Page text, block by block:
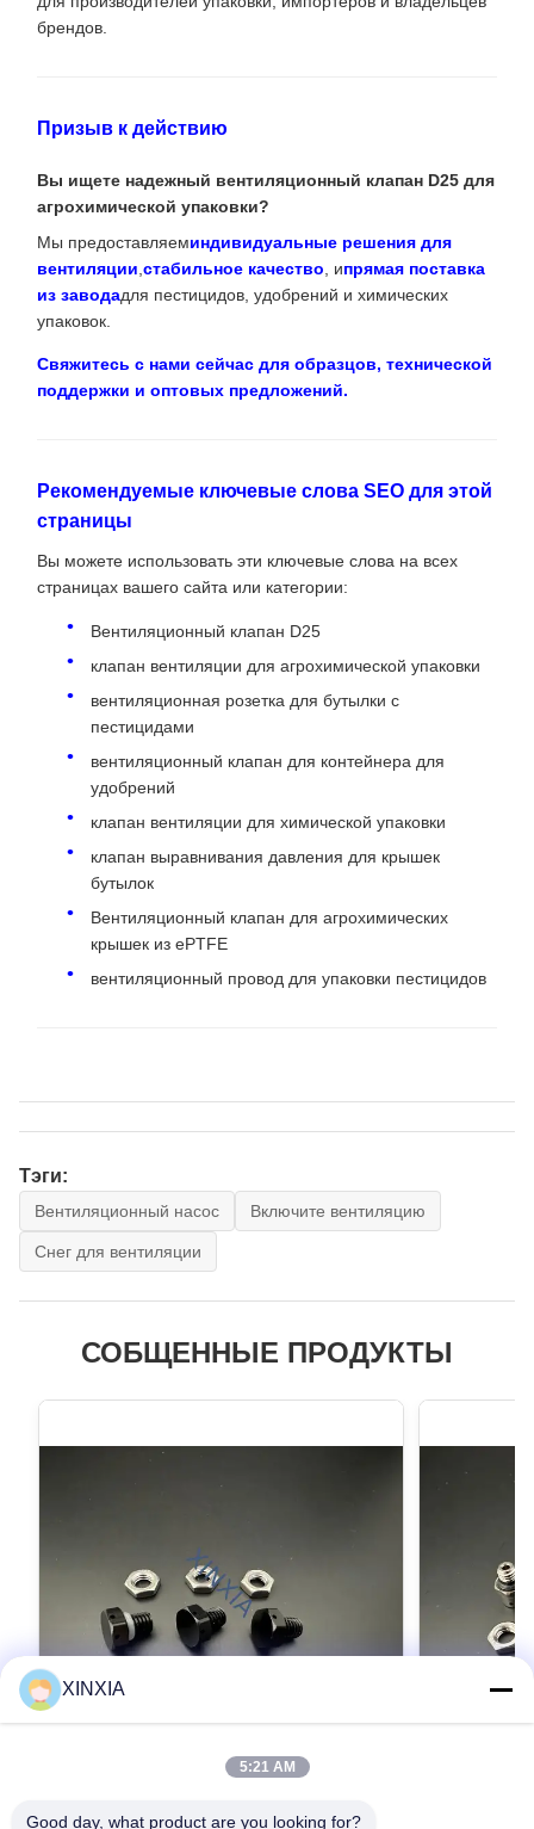
брендов.
Призыв к действию
Вы ищете надежный вентиляционный клапан D25 для
агрохимической упаковки?
Мы предоставляеминдивидуальные решения для
вентиляции стабильное качество , ипрямая поставка
из заводадля пестицидов, удобрений и химических
упаковок.
Свяжитесь с нами сейчас для образцов, технической
поддержки и оптовых предложений.
Рекомендуемые ключевые слова SEO для этой
страницы
Вы можете использовать эти ключевые слова на всех
страницах вашего сайта или категории:
Вентиляционный клапан D25
клапан вентиляции для агрохимической упаковки
вентиляционная розетка для бутылки с
пестицидами
вентиляционный клапан для контейнера для
удобрений
клапан вентиляции для химической упаковки
клапан выравнивания давления для крышек
бутылок
Вентиляционный клапан для агрохимических
крышек из ePTFE
вентиляционный провод для упаковки пестицидов
Тэги:
Вентиляционный насос Включите вентиляцию
Снег для вентиляции
СОБЩЕННЫЕ ПРОДУКТЫ
нержавеющей стали, автоматический
XINXIA
5:21 AM
Good day, what product are you looking for?